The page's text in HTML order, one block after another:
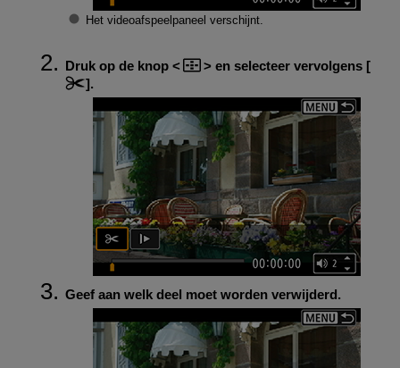
Het videoafspeelpaneel verschijnt.
Druk op de knop
en selecteer vervolgens [
].
Geef aan welk deel moet worden verwijderd.